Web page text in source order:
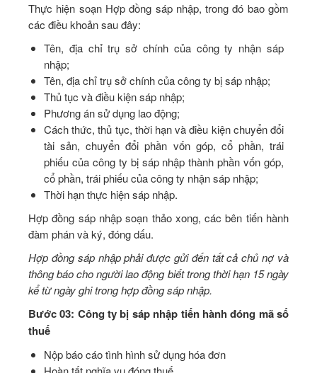
Thực hiện soạn Hợp đồng sáp nhập, trong đó bao gồm
các điều khoản sau đây:
Tên, địa chỉ trụ sở chính của công ty nhận sáp
nhập;
Tên, địa chỉ trụ sở chính của công ty bị sáp nhập;
Thủ tục và điều kiện sáp nhập;
Phương án sử dụng lao động;
Cách thức, thủ tục, thời hạn và điều kiện chuyển đổi
tài sản, chuyển đổi phần vốn góp, cổ phần, trái
phiếu của công ty bị sáp nhập thành phần vốn góp,
cổ phần, trái phiếu của công ty nhận sáp nhập;
Thời hạn thực hiện sáp nhập.
Hợp đồng sáp nhập soạn thảo xong, các bên tiến hành
đàm phán và ký, đóng dấu.
Hợp đồng sáp nhập phải được gửi đến tất cả chủ nợ và
thông báo cho người lao động biết trong thời hạn 15 ngày
kể từ ngày ghi trong hợp đồng sáp nhập.
Bước 03: Công ty bị sáp nhập tiến hành đóng mã số
thuế
Nộp báo cáo tình hình sử dụng hóa đơn